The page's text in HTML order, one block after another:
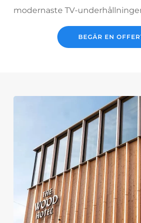
modernaste TV-
BEGÄR EN